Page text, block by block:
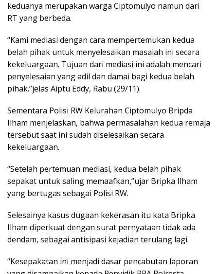
keduanya merupakan warga Ciptomulyo namun dari
RT yang berbeda.
“Kami mediasi dengan cara mempertemukan kedua
belah pihak untuk menyelesaikan masalah ini secara
kekeluargaan. Tujuan dari mediasi ini adalah mencari
penyelesaian yang adil dan damai bagi kedua belah
pihak.”jelas Aiptu Eddy, Rabu (29/11).
Sementara Polisi RW Kelurahan Ciptomulyo Bripda
Ilham menjelaskan, bahwa permasalahan kedua remaja
tersebut saat ini sudah diselesaikan secara
kekeluargaan.
“Setelah pertemuan mediasi, kedua belah pihak
sepakat untuk saling memaafkan,”ujar Bripka Ilham
yang bertugas sebagai Polisi RW.
Selesainya kasus dugaan kekerasan itu kata Bripka
Ilham diperkuat dengan surat pernyataan tidak ada
dendam, sebagai antisipasi kejadian terulang lagi.
“Kesepakatan ini menjadi dasar pencabutan laporan